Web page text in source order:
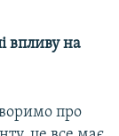
впливу на
про